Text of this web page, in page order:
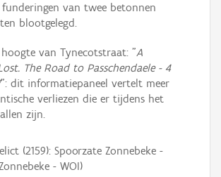
funderingen van twee betonnen
blootgelegd.
van Tynecotstraat: "A
The Road to Passchendaele - 4
": dit informatiepaneel vertelt meer
verliezen die er tijdens het
zijn.
(2159): Spoorzate Zonnebeke -
- WOI)